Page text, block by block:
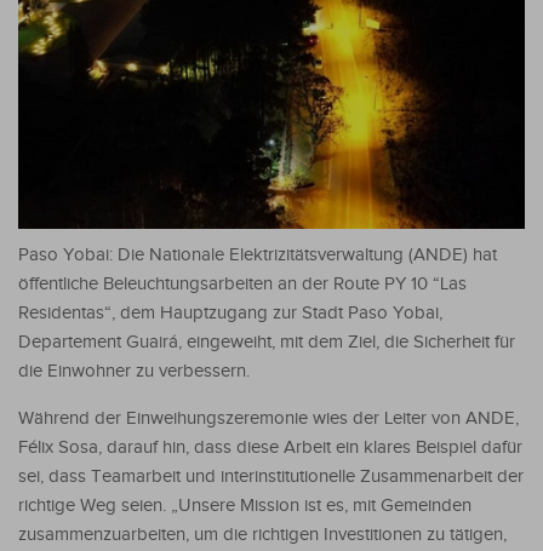
Paso Yobai: Die Nationale Elektrizitätsverwaltung (ANDE) hat
öffentliche Beleuchtungsarbeiten an der Route PY 10 “Las
Residentas“, dem Hauptzugang zur Stadt Paso Yobai,
Departement Guairá, eingeweiht, mit dem Ziel, die Sicherheit für
die Einwohner zu verbessern.
Während der Einweihungszeremonie wies der Leiter von ANDE,
Félix Sosa, darauf hin, dass diese Arbeit ein klares Beispiel dafür
sei, dass Teamarbeit und interinstitutionelle Zusammenarbeit der
richtige Weg seien. „Unsere Mission ist es, mit Gemeinden
zusammenzuarbeiten, um die richtigen Investitionen zu tätigen,